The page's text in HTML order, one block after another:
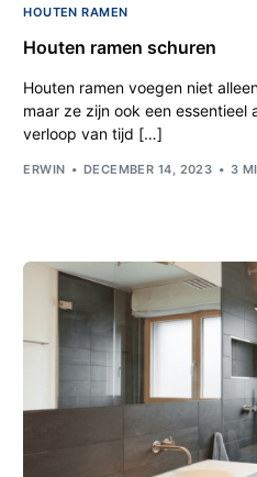
HOUTEN RAMEN
Houten ramen schuren
Houten ramen voegen niet
maar ze zijn ook een essentieel
verloop van tijd […]
ERWIN DECEMBER 14, 2023 3